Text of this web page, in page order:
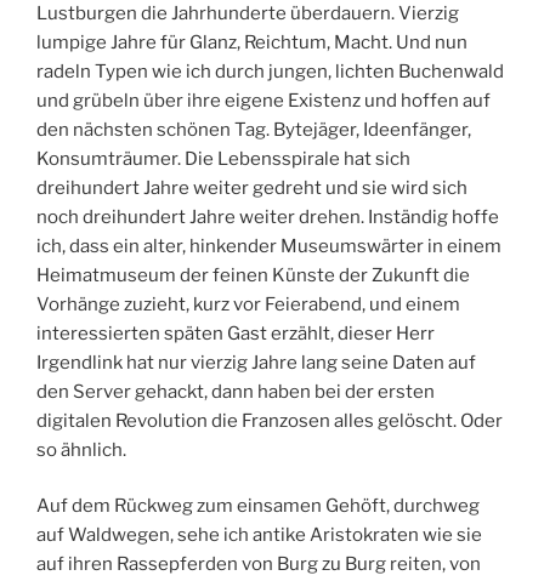
Lustburgen die Jahrhunderte überdauern. Vierzig
lumpige Jahre für Glanz, Reichtum, Macht. Und nun
radeln Typen wie ich durch jungen, lichten Buchenwald
und grübeln über ihre eigene Existenz und hoffen auf
den nächsten schönen Tag. Bytejäger, Ideenfänger,
Konsumträumer. Die Lebensspirale hat sich
dreihundert Jahre weiter gedreht und sie wird sich
noch dreihundert Jahre weiter drehen. Inständig hoffe
ich, dass ein alter, hinkender Museumswärter in einem
Heimatmuseum der feinen Künste der Zukunft die
Vorhänge zuzieht, kurz vor Feierabend, und einem
interessierten späten Gast erzählt, dieser Herr
Irgendlink hat nur vierzig Jahre lang seine Daten auf
den Server gehackt, dann haben bei der ersten
digitalen Revolution die Franzosen alles gelöscht. Oder
so ähnlich.
Auf dem Rückweg zum einsamen Gehöft, durchweg
auf Waldwegen, sehe ich antike Aristokraten wie sie
auf ihren Rassepferden von Burg zu Burg reiten, von